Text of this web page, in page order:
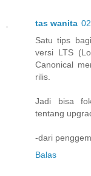
tas wanita
Satu tips
versi LTS
Canonical
rilis.
Jadi bisa
tentang
-dari
Balas